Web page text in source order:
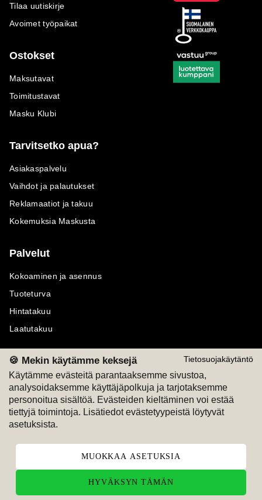
Tietosuojakäytäntö
🍪 Mekin käytämme keksejä
Käytämme evästeitä parantaaksemme sivustoa,
analysoidaksemme käyttäjäpolkuja ja tarjotaksemme
personoitua sisältöä. Evästeiden kieltäminen voi estää
tiettyjä toimintoja. Lisätiedot evästetyypeistä löytyvät
asetuksista.
MUOKKAA ASETUKSIA
HYVÄKSYN TÄMÄN
Tilaa uutiskirje
Avoimet työpaikat
Ostokset
Maksutavat
Toimitustavat
Masku Klubi
Tarvitsetko apua?
Asiakaspalvelu
Vaihdot ja palautukset
Reklamaatiot ja takuu
Kokemuksia Maskusta
Palvelut
Kokoaminen ja asennus
Tuoteturva
Hintatakuu
Laatutakuu
Maksutavat
M
Seuraa meitä